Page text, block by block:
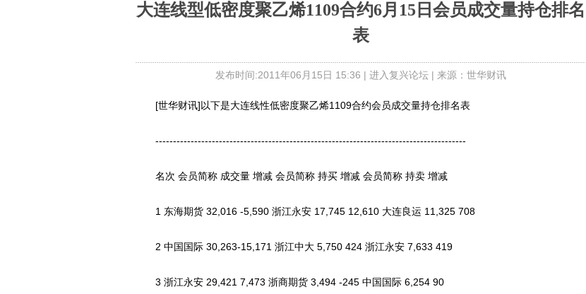
大连线型低密度聚乙烯1109合约6月15日会员成交量持仓排名
表
发布时间:2011年06月15日 15:36 | 进入复兴论坛| 来源：世华财讯
[世华财讯]以下是大连线性低密度聚乙烯1109合约会员成交量持仓排名表
----------------------------------------------------------------------------------------
名次 会员简称 成交量 增减 会员简称 持买 增减 会员简称 持卖 增减
1 东海期货 32,016 -5,590 浙江永安 17,745 12,610 大连良运 11,325 708
2 中国国际 30,263-15,171 浙江中大 5,750 424 浙江永安 7,633 419
3 浙江永安 29,421 7,473 浙商期货 3,494 -245 中国国际 6,254 90